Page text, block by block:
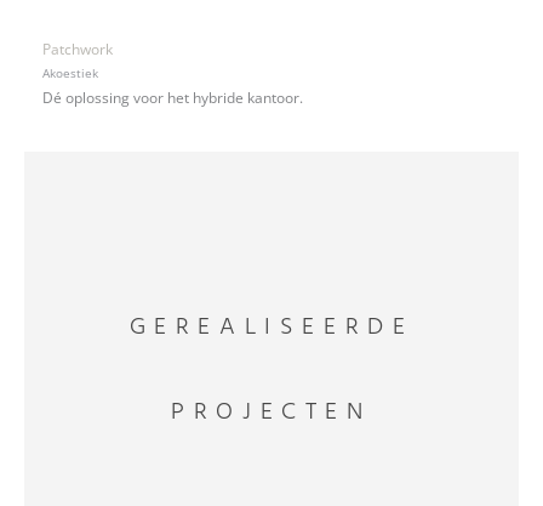
Patchwork
Akoestiek
Dé oplossing voor het hybride kantoor.
GEREALISEERDE
PROJECTEN